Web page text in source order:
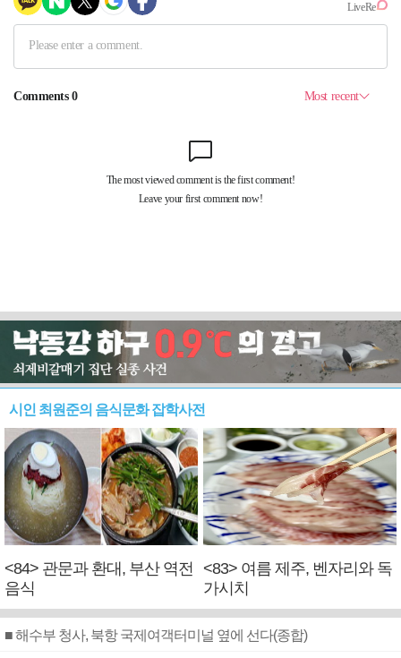
시인 최원준의 음식문화 잡학사전
<84> 관문과 환대, 부산 역전
음식
<83> 여름 제주, 벤자리와 독
가시치
■ 해수부 청사, 북항 국제여객터미널 옆에 선다(종합)